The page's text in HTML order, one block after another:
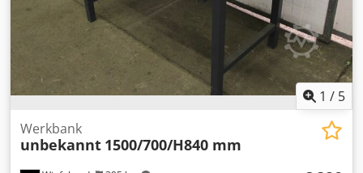
1 / 5
Werkbank
unbekannt 1500/700/H840 mm